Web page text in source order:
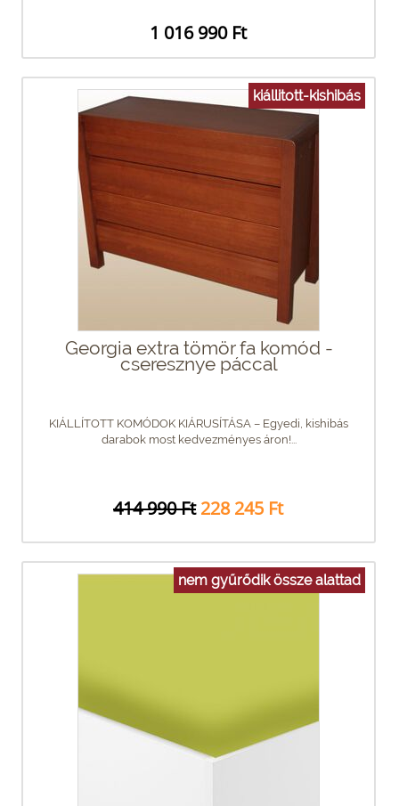
1 016 990 Ft
kiállitott-kishibás
Georgia extra tömör fa komód -
cseresznye páccal
KIÁLLÍTOTT KOMÓDOK KIÁRUSÍTÁSA – Egyedi, kishibás
darabok most kedvezményes áron!...
414 990 Ft 228 245 Ft
nem gyűrődik össze alattad